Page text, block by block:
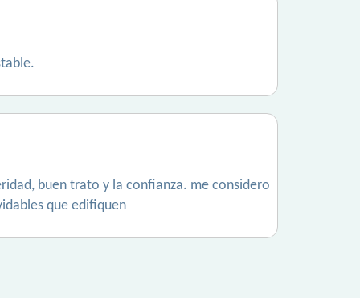
buen trato y la confianza. me considero
que edifiquen